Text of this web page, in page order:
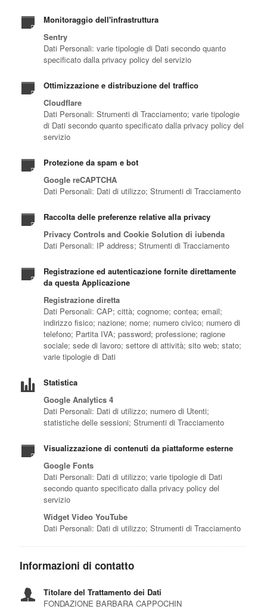
Monitoraggio dell'infrastruttura
Sentry
Dati Personali: varie tipologie di Dati secondo quanto
specificato dalla privacy policy del servizio
Ottimizzazione e distribuzione del traffico
Cloudflare
Dati Personali: Strumenti di Tracciamento; varie tipologie
di Dati secondo quanto specificato dalla privacy policy del
servizio
Protezione da spam e bot
Google reCAPTCHA
Dati Personali: Dati di utilizzo; Strumenti di Tracciamento
Raccolta delle preferenze relative alla privacy
Privacy Controls and Cookie Solution di iubenda
Dati Personali: IP address; Strumenti di Tracciamento
Registrazione ed autenticazione fornite direttamente
da questa Applicazione
Registrazione diretta
Dati Personali: CAP; città; cognome; contea; email;
indirizzo fisico; nazione; nome; numero civico; numero di
telefono; Partita IVA; password; professione; ragione
sociale; sede di lavoro; settore di attività; sito web; stato;
varie tipologie di Dati
Statistica
Google Analytics 4
Dati Personali: Dati di utilizzo; numero di Utenti;
statistiche delle sessioni; Strumenti di Tracciamento
Visualizzazione di contenuti da piattaforme esterne
Google Fonts
Dati Personali: Dati di utilizzo; varie tipologie di Dati
secondo quanto specificato dalla privacy policy del
servizio
Widget Video YouTube
Dati Personali: Dati di utilizzo; Strumenti di Tracciamento
Informazioni di contatto
Titolare del Trattamento dei Dati
FONDAZIONE BARBARA CAPPOCHIN